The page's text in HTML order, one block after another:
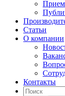
Прием
Статьи
О компании
Контакты